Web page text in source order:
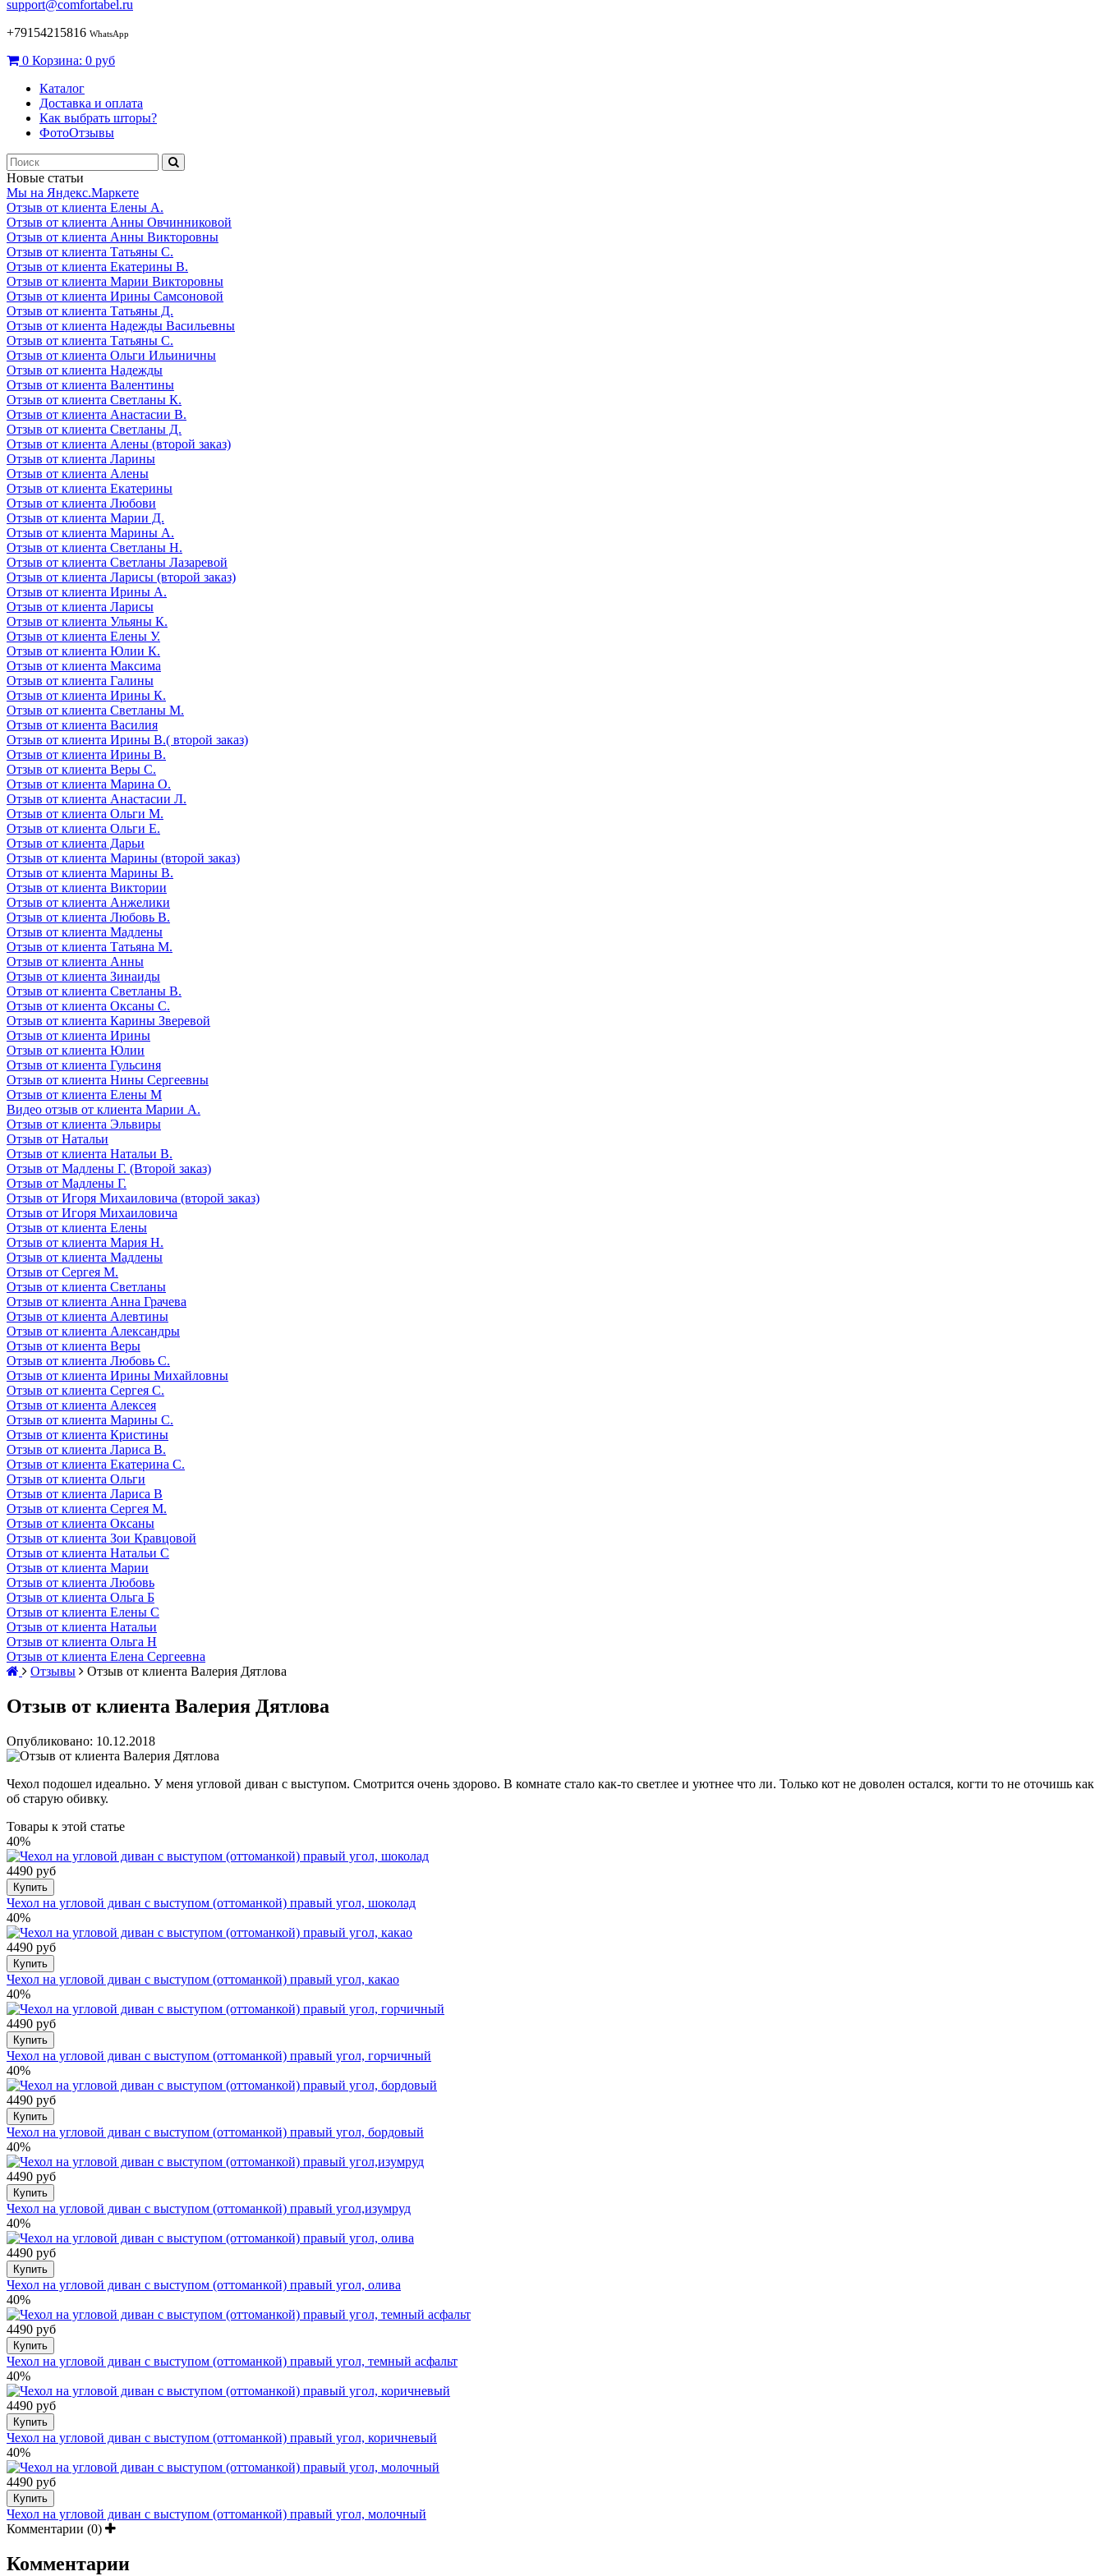
support@comfortabel.ru
+79154215816 WhatsApp
0 Корзина: 0 руб
Каталог
Доставка и оплата
Как выбрать шторы?
ФотоОтзывы
Новые статьи
Мы на Яндекс.Маркете
Отзыв от клиента Елены А.
Отзыв от клиента Анны Овчинниковой
Отзыв от клиента Анны Викторовны
Отзыв от клиента Татьяны С.
Отзыв от клиента Екатерины В.
Отзыв от клиента Марии Викторовны
Отзыв от клиента Ирины Самсоновой
Отзыв от клиента Татьяны Д.
Отзыв от клиента Надежды Васильевны
Отзыв от клиента Татьяны С.
Отзыв от клиента Ольги Ильиничны
Отзыв от клиента Надежды
Отзыв от клиента Валентины
Отзыв от клиента Светланы К.
Отзыв от клиента Анастасии В.
Отзыв от клиента Светланы Д.
Отзыв от клиента Алены (второй заказ)
Отзыв от клиента Ларины
Отзыв от клиента Алены
Отзыв от клиента Екатерины
Отзыв от клиента Любови
Отзыв от клиента Марии Д.
Отзыв от клиента Марины А.
Отзыв от клиента Светланы Н.
Отзыв от клиента Светланы Лазаревой
Отзыв от клиента Ларисы (второй заказ)
Отзыв от клиента Ирины А.
Отзыв от клиента Ларисы
Отзыв от клиента Ульяны К.
Отзыв от клиента Елены У.
Отзыв от клиента Юлии К.
Отзыв от клиента Максима
Отзыв от клиента Галины
Отзыв от клиента Ирины К.
Отзыв от клиента Светланы М.
Отзыв от клиента Василия
Отзыв от клиента Ирины В.( второй заказ)
Отзыв от клиента Ирины В.
Отзыв от клиента Веры С.
Отзыв от клиента Марина О.
Отзыв от клиента Анастасии Л.
Отзыв от клиента Ольги М.
Отзыв от клиента Ольги Е.
Отзыв от клиента Дарьи
Отзыв от клиента Марины (второй заказ)
Отзыв от клиента Марины В.
Отзыв от клиента Виктории
Отзыв от клиента Анжелики
Отзыв от клиента Любовь В.
Отзыв от клиента Мадлены
Отзыв от клиента Татьяна М.
Отзыв от клиента Анны
Отзыв от клиента Зинаиды
Отзыв от клиента Светланы В.
Отзыв от клиента Оксаны С.
Отзыв от клиента Карины Зверевой
Отзыв от клиента Ирины
Отзыв от клиента Юлии
Отзыв от клиента Гульсиня
Отзыв от клиента Нины Сергеевны
Отзыв от клиента Елены М
Видео отзыв от клиента Марии А.
Отзыв от клиента Эльвиры
Отзыв от Натальи
Отзыв от клиента Натальи В.
Отзыв от Мадлены Г. (Второй заказ)
Отзыв от Мадлены Г.
Отзыв от Игоря Михаиловича (второй заказ)
Отзыв от Игоря Михаиловича
Отзыв от клиента Елены
Отзыв от клиента Мария Н.
Отзыв от клиента Мадлены
Отзыв от Сергея М.
Отзыв от клиента Светланы
Отзыв от клиента Анна Грачева
Отзыв от клиента Алевтины
Отзыв от клиента Александры
Отзыв от клиента Веры
Отзыв от клиента Любовь С.
Отзыв от клиента Ирины Михайловны
Отзыв от клиента Сергея С.
Отзыв от клиента Алексея
Отзыв от клиента Марины С.
Отзыв от клиента Кристины
Отзыв от клиента Лариса В.
Отзыв от клиента Екатерина С.
Отзыв от клиента Ольги
Отзыв от клиента Лариса В
Отзыв от клиента Сергея М.
Отзыв от клиента Оксаны
Отзыв от клиента Зои Кравцовой
Отзыв от клиента Натальи С
Отзыв от клиента Марии
Отзыв от клиента Любовь
Отзыв от клиента Ольга Б
Отзыв от клиента Елены С
Отзыв от клиента Натальи
Отзыв от клиента Ольга Н
Отзыв от клиента Елена Сергеевна
Отзывы
Отзыв от клиента Валерия Дятлова
Отзыв от клиента Валерия Дятлова
Опубликовано: 10.12.2018
Чехол подошел идеально. У меня угловой диван с выступом. Смотрится очень здорово. В комнате стало как-то светлее и уютнее что ли. Только кот не доволен остался, когти то не оточишь как
об старую обивку.
Товары к этой статье
40%
4490 руб
Купить
Чехол на угловой диван с выступом (оттоманкой) правый угол, шоколад
40%
4490 руб
Купить
Чехол на угловой диван с выступом (оттоманкой) правый угол, какао
40%
4490 руб
Купить
Чехол на угловой диван с выступом (оттоманкой) правый угол, горчичный
40%
4490 руб
Купить
Чехол на угловой диван с выступом (оттоманкой) правый угол, бордовый
40%
4490 руб
Купить
Чехол на угловой диван с выступом (оттоманкой) правый угол,изумруд
40%
4490 руб
Купить
Чехол на угловой диван с выступом (оттоманкой) правый угол, олива
40%
4490 руб
Купить
Чехол на угловой диван с выступом (оттоманкой) правый угол, темный асфальт
40%
4490 руб
Купить
Чехол на угловой диван с выступом (оттоманкой) правый угол, коричневый
40%
4490 руб
Купить
Чехол на угловой диван с выступом (оттоманкой) правый угол, молочный
Комментарии (0)
Комментарии